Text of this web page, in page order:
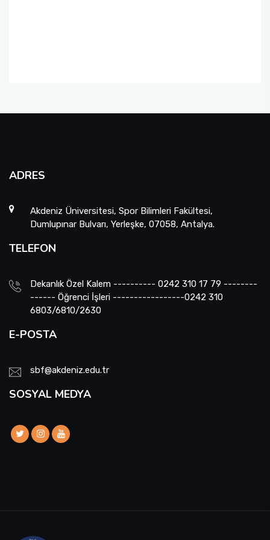
ADRES
Akdeniz Üniversitesi, Spor Bilimleri Fakültesi,
Dumlupınar Bulvarı, Yerleşke, 07058, Antalya.
TELEFON
Dekanlık Özel Kalem ---------- 0242 310 17 79 --------
------ Öğrenci İşleri -----------------0242 310
6803/6810/2630
E-POSTA
sbf@akdeniz.edu.tr
SOSYAL MEDYA